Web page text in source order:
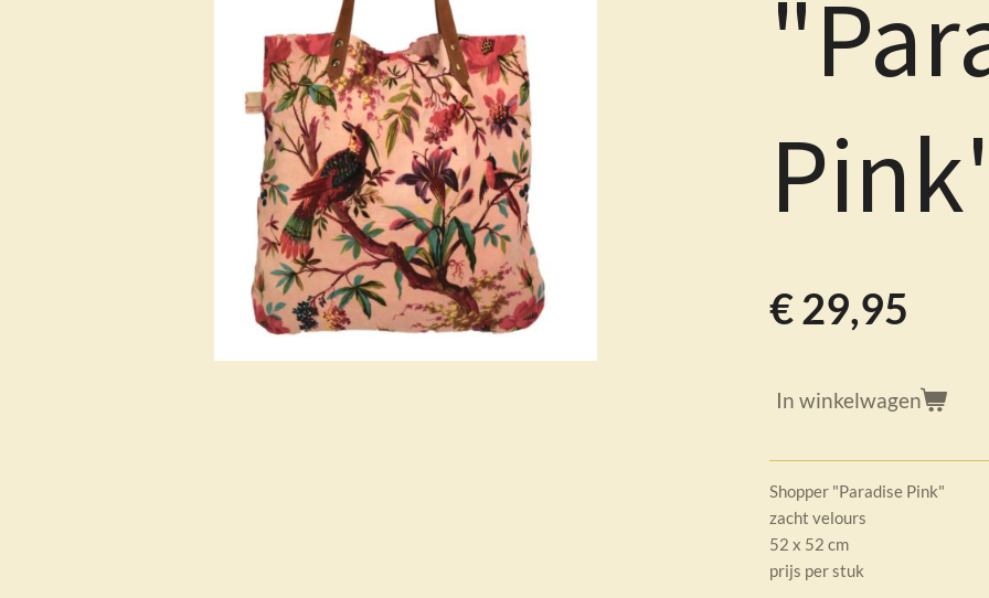
€ 29,95
In winkelwagen
Shopper "Paradise Pink"
zacht velours
52 x 52 cm
prijs per stuk